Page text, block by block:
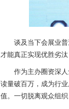
谈及当下会展业
才能真正实现优胜劣
作为主办圈资深
读量破百万，成为行
值。一切脱离观众组